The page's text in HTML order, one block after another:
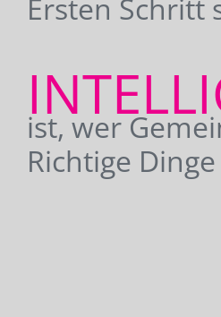
Ersten
ist, wer
Richtige